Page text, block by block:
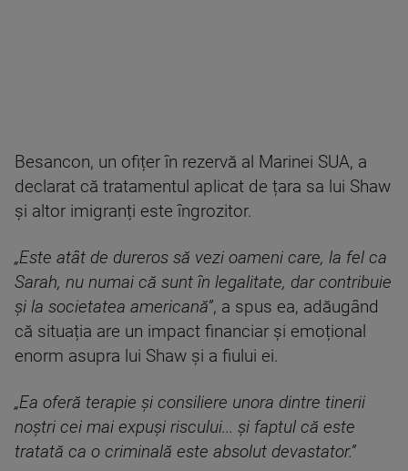
Besancon, un ofițer în rezervă al Marinei SUA, a
declarat că tratamentul aplicat de țara sa lui Shaw
și altor imigranți este îngrozitor.
„Este atât de dureros să vezi oameni care, la fel ca
Sarah, nu numai că sunt în legalitate, dar contribuie
și la societatea americană”, a spus ea, adăugând
că situația are un impact financiar și emoțional
enorm asupra lui Shaw și a fiului ei.
„Ea oferă terapie și consiliere unora dintre tinerii
noștri cei mai expuși riscului... și faptul că este
tratată ca o criminală este absolut devastator.”